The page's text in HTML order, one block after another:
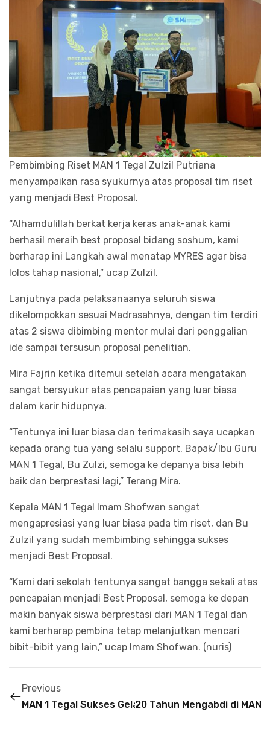
Pembimbing Riset MAN 1 Tegal Zulzil Putriana
menyampaikan rasa syukurnya atas proposal tim riset
yang menjadi Best Proposal.
“Alhamdulillah berkat kerja keras anak-anak kami
berhasil meraih best proposal bidang soshum, kami
berharap ini Langkah awal menatap MYRES agar bisa
lolos tahap nasional,” ucap Zulzil.
Lanjutnya pada pelaksanaanya seluruh siswa
dikelompokkan sesuai Madrasahnya, dengan tim terdiri
atas 2 siswa dibimbing mentor mulai dari penggalian
ide sampai tersusun proposal penelitian.
Mira Fajrin ketika ditemui setelah acara mengatakan
sangat bersyukur atas pencapaian yang luar biasa
dalam karir hidupnya.
“Tentunya ini luar biasa dan terimakasih saya ucapkan
kepada orang tua yang selalu support, Bapak/Ibu Guru
MAN 1 Tegal, Bu Zulzi, semoga ke depanya bisa lebih
baik dan berprestasi lagi,” Terang Mira.
Kepala MAN 1 Tegal Imam Shofwan sangat
mengapresiasi yang luar biasa pada tim riset, dan Bu
Zulzil yang sudah membimbing sehingga sukses
menjadi Best Proposal.
“Kami dari sekolah tentunya sangat bangga sekali atas
pencapaian menjadi Best Proposal, semoga ke depan
makin banyak siswa berprestasi dari MAN 1 Tegal dan
kami berharap pembina tetap melanjutkan mencari
bibit-bibit yang lain,” ucap Imam Shofwan. (nuris)
Previous
MAN 1 Tegal Sukses Gelar MATSAMA Tahun
20 Tahun Mengabdi di MAN